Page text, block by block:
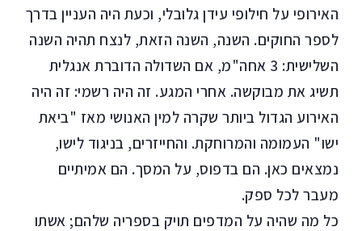
האירופי על חילופי עידן גלובלי, וכעת היה העניין בדרך
לספר החוקים. השנה, השנה הזאת, לנצח תהיה השנה
השלישית: 3 אחה"מ, אם השדולה הדוברת אנגלית
תשיג את מבוקשה. אחרי המגע. זה היה רשמי: זה היה
האירוע הגדול ביותר שקרה למין האנושי מאז "ביאת
ישו" העמומה והמרוחקת. והחייזרים, בניגוד לישו,
נמצאים כאן. הם בדפוס, על המסך. הם אמיתיים
מעבר לכל ספק.
כל מה שהיה על המדפים תויק בספריה שלהם; אשתו